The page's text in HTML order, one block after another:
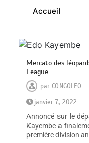
Accueil
Mercato des
League
parCONGOLEO
janvier 7, 2022
Annoncé sur le
Kayembe a
première division